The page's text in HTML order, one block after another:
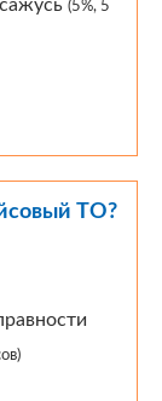
(5%, 5
ТО?